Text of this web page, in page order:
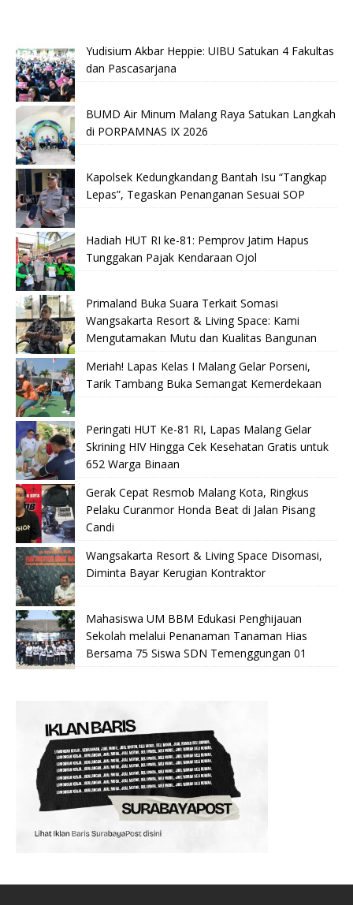
Yudisium Akbar Heppie: UIBU Satukan 4 Fakultas
dan Pascasarjana
BUMD Air Minum Malang Raya Satukan Langkah
di PORPAMNAS IX 2026
Kapolsek Kedungkandang Bantah Isu “Tangkap
Lepas”, Tegaskan Penanganan Sesuai SOP
Hadiah HUT RI ke-81: Pemprov Jatim Hapus
Tunggakan Pajak Kendaraan Ojol
Primaland Buka Suara Terkait Somasi
Wangsakarta Resort & Living Space: Kami
Mengutamakan Mutu dan Kualitas Bangunan
Meriah! Lapas Kelas I Malang Gelar Porseni,
Tarik Tambang Buka Semangat Kemerdekaan
Peringati HUT Ke-81 RI, Lapas Malang Gelar
Skrining HIV Hingga Cek Kesehatan Gratis untuk
652 Warga Binaan
Gerak Cepat Resmob Malang Kota, Ringkus
Pelaku Curanmor Honda Beat di Jalan Pisang
Candi
Wangsakarta Resort & Living Space Disomasi,
Diminta Bayar Kerugian Kontraktor
Mahasiswa UM BBM Edukasi Penghijauan
Sekolah melalui Penanaman Tanaman Hias
Bersama 75 Siswa SDN Temenggungan 01